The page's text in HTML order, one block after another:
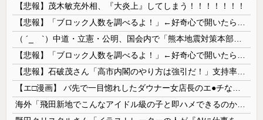
【悲報】茂木敏充外相、『大炎上』してしまう！！！！！！！